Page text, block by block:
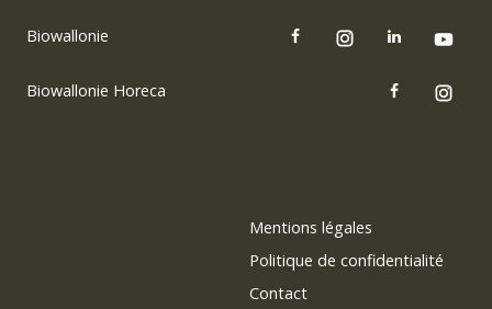
Biowallonie
Biowallonie Horeca
Mentions légales
Politique de confidentialité
Contact